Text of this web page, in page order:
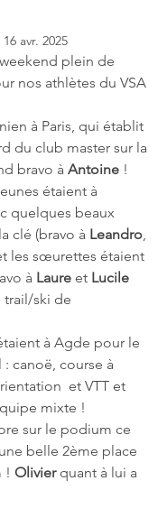
16 avr. 2025
plein de
nos athlètes du VSA
à Paris, qui établit
du club master sur la
bravo à Antoine !
étaient à
quelques beaux
clé (bravo à Leandro,
les sœurettes étaient
à Laure et Lucile
trail/ski de
à Agde pour le
canoë, course à
et VTT et
mixte !
sur le podium ce
belle 2ème place
! Olivier quant à lui a